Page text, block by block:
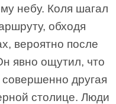
небу. Коля шагал
обходя
вероятно после
явно ощутил, что
совершенно другая
столице. Люди